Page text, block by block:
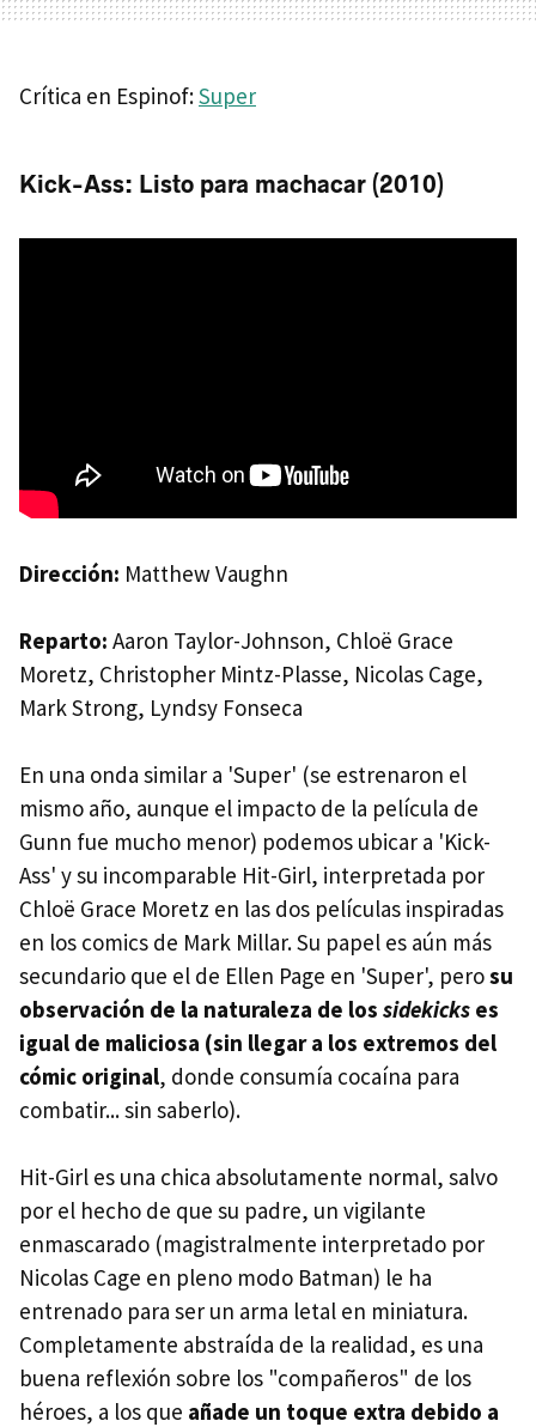
Crítica en Espinof:Super
Kick-Ass: Listo para machacar (2010)
Dirección: Matthew Vaughn
Reparto: Aaron Taylor-Johnson, Chloë Grace
Moretz, Christopher Mintz-Plasse, Nicolas Cage,
Mark Strong, Lyndsy Fonseca
En una onda similar a 'Super' (se estrenaron el
mismo año, aunque el impacto de la película de
Gunn fue mucho menor) podemos ubicar a 'Kick-
Ass' y su incomparable Hit-Girl, interpretada por
Chloë Grace Moretz en las dos películas inspiradas
en los comics de Mark Millar. Su papel es aún más
secundario que el de Ellen Page en 'Super', perosu
observación de la naturaleza de los sidekicks es
igual de maliciosa (sin llegar a los extremos del
cómic original, donde consumía cocaína para
combatir... sin saberlo).
Hit-Girl es una chica absolutamente normal, salvo
por el hecho de que su padre, un vigilante
enmascarado (magistralmente interpretado por
Nicolas Cage en pleno modo Batman) le ha
entrenado para ser un arma letal en miniatura.
Completamente abstraída de la realidad, es una
buena reflexión sobre los "compañeros" de los
héroes, a los que añade un toque extra debido a